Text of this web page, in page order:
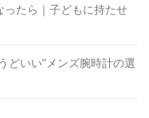
たら｜子どもに持たせ
どいい”メンズ腕時計の選